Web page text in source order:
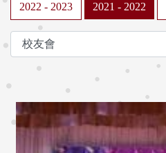
2022 - 2023 2021 - 2022